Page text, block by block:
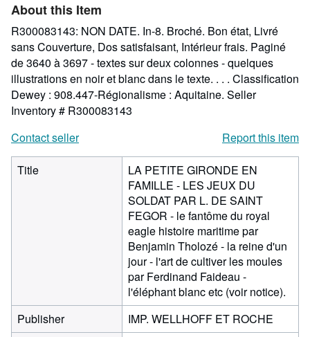
About this Item
R300083143: NON DATE. In-8. Broché. Bon état, Livré
sans Couverture, Dos satisfaisant, Intérieur frais. Paginé
de 3640 à 3697 - textes sur deux colonnes - quelques
illustrations en noir et blanc dans le texte. . . . Classification
Dewey : 908.447-Régionalisme : Aquitaine. Seller
Inventory # R300083143
Contact seller
Report this item
Title
LA PETITE GIRONDE EN
FAMILLE - LES JEUX DU
SOLDAT PAR L. DE SAINT
FEGOR - le fantôme du royal
eagle histoire maritime par
Benjamin Tholozé - la reine d'un
jour - l'art de cultiver les moules
par Ferdinand Faideau -
l'éléphant blanc etc (voir notice).
Publisher
IMP. WELLHOFF ET ROCHE